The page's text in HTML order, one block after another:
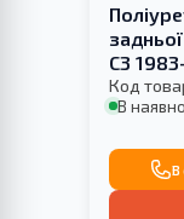
С3
Код
В
В